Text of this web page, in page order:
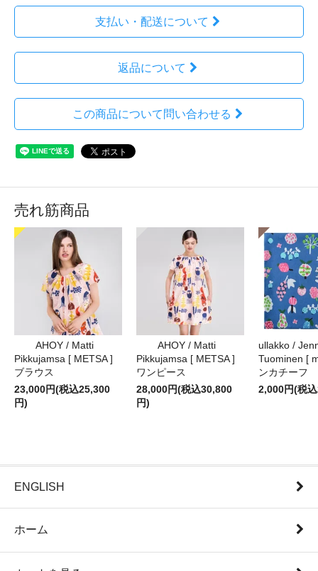
支払い・配送について
返品について
この商品について問い合わせる
売れ筋商品
AHOY / Matti
Pikkujamsa [ METSA ]
ブラウス
23,000円(税込25,300
円)
AHOY / Matti
Pikkujamsa [ METSA ]
ワンピース
28,000円(税込30,800
円)
ullakko /
Tuominen [
ンカチーフ
2,000円(税
ENGLISH
ホーム